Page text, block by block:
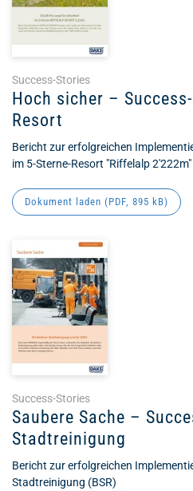
Success-Stories
Hoch sicher –
Resort
Bericht zur erfolgreichen
im 5-Sterne-Resort "Riffelalp 2'222m"
Dokument laden (PDF, 895 kB)
Success-Stories
Saubere Sache –
Stadtreinigung
Bericht zur erfolgreichen
Stadtreinigung (BSR)